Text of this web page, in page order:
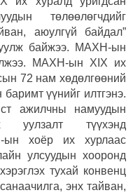
төлөөлөгчдийг
аюулгүй байдал”
байжээ. МАХН-ын
МАХН-ын XIX их
72 нам хөдөлгөөний
үүнийг илтгэнэ.
ажилчны намуудын
уулзалт түүхэнд
ын хоёр их хурлаас
улсуудын хооронд
тухай конвенц
энх тайван,